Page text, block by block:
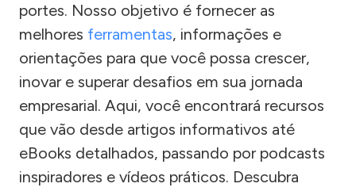
portes. Nosso objetivo é fornecer as
melhores ferramentas, informações e
orientações para que você possa crescer,
inovar e superar desafios em sua jornada
empresarial. Aqui, você encontrará recursos
que vão desde artigos informativos até
eBooks detalhados, passando por podcasts
inspiradores e vídeos práticos. Descubra